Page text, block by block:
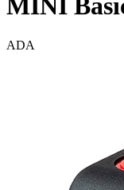
MINI
ADA